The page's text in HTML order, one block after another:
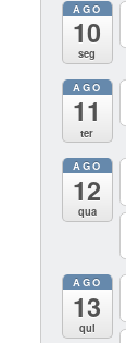
AGO
10
seg
AGO
11
ter
AGO
12
qua
AGO
13
qui